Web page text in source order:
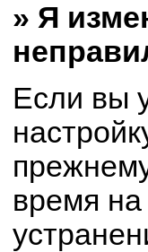
» Я
Если вы
время